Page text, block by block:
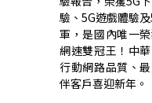
驗、5G遊戲體驗
軍，是國內唯一
網速雙冠王！中
行動網路品質、
伴客戶喜迎新年。